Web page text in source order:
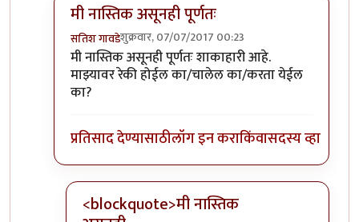
मी नास्तिक असूनही पूर्णतः
सतिश गावडेशुक्रवार, 07/07/2017 00:23
In reply toतुमचा दुसरा प्रश्न मलाही पडला
मी नास्तिक असूनही पूर्णतः शाकाहारी आहे.
माझ्यावर रेकी होईल का/चालेल का/करता येईल
का?
प्रतिसाद देण्यासाठीलॉग इन कराकिंवासदस्य व्हा
<blockquote>मी नास्तिक